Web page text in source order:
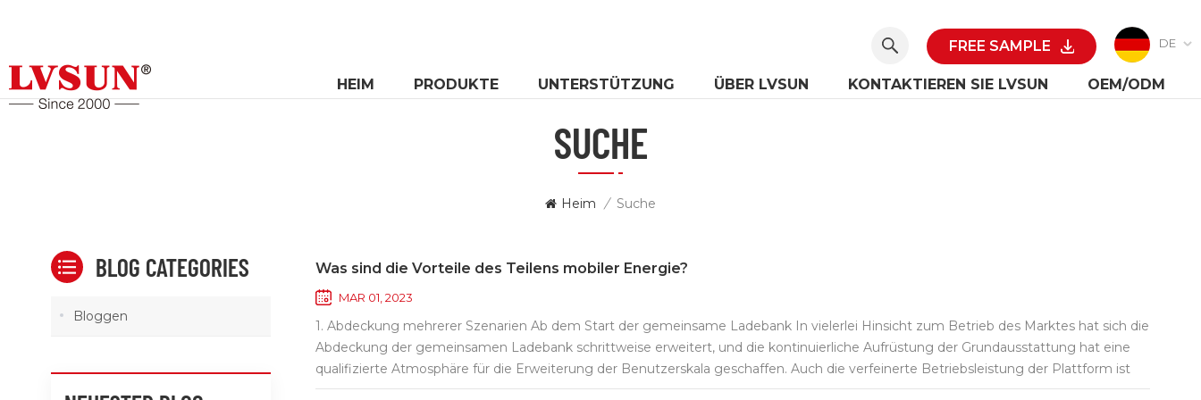
DE
FREE SAMPLE
HEIM PRODUKTE UNTERSTÜTZUNG ÜBER LVSUN KONTAKTIEREN SIE LVSUN OEM/ODM
SUCHE
Heim / Suche
Was sind die Vorteile des Teilens mobiler Energie?
MAR 01, 2023
1. Abdeckung mehrerer Szenarien Ab dem Start der gemeinsame Ladebank In vielerlei Hinsicht zum Betrieb des Marktes hat sich die
Abdeckung der gemeinsamen Ladebank schrittweise erweitert, und die kontinuierliche Aufrüstung der Grundausstattung hat eine
qualifizierte Atmosphäre für die Erweiterung der Benutzerskala geschaffen. Auch die verfeinerte Betriebsleistung der Plattform ist
seit langem gut. Viele Unternehmen verwenden Big Data, um ein besseres Szenenlayout, eine größere Benutzerabdeckung und
BLOG CATEGORIES
Bloggen